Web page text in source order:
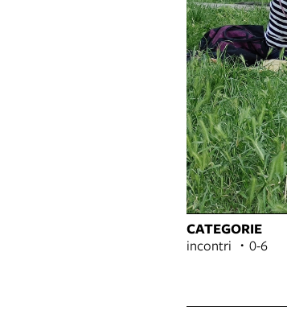
CATEGORIE
incontri
0-6